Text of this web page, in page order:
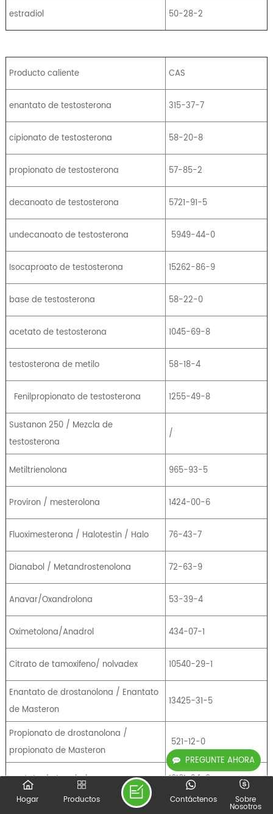
PREGUNTE AHORA
estradiol 50-28-2
Producto caliente CAS
enantato de testosterona 315-37-7
cipionato de testosterona 58-20-8
propionato de testosterona 57-85-2
decanoato de testosterona 5721-91-5
undecanoato de testosterona 5949-44-0
Isocaproato de testosterona 15262-86-9
base de testosterona 58-22-0
acetato de testosterona 1045-69-8
testosterona de metilo 58-18-4
Fenilpropionato de testosterona 1255-49-8
Sustanon 250 / Mezcla de
testosterona
/
Metiltrienolona 965-93-5
Proviron / mesterolona 1424-00-6
Fluoximesterona / Halotestin / Halo 76-43-7
Dianabol / Metandrostenolona 72-63-9
Anavar/Oxandrolona 53-39-4
Oximetolona/Anadrol 434-07-1
Citrato de tamoxifeno/ nolvadex 10540-29-1
Enantato de drostanolona / Enantato
de Masteron
13425-31-5
Propionato de drostanolona /
propionato de Masteron
521-12-0
acetato de trembolona 10161-34-9
Hogar Productos Sobre
Nosotros
Contáctenos